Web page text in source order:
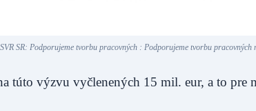
SR: Podporujeme tvorbu pracovných : Podporujeme tvorbu pracovných
túto výzvu vyčlenených 15 mil. eur, a to pre